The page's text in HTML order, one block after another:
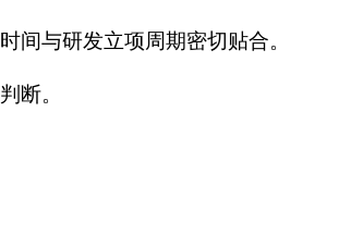
间与研发立项周期密切贴合。
断。